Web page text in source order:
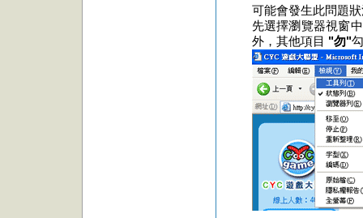
可能會發生此問題
先選擇瀏覽器視窗
外，其他項目 "勿"